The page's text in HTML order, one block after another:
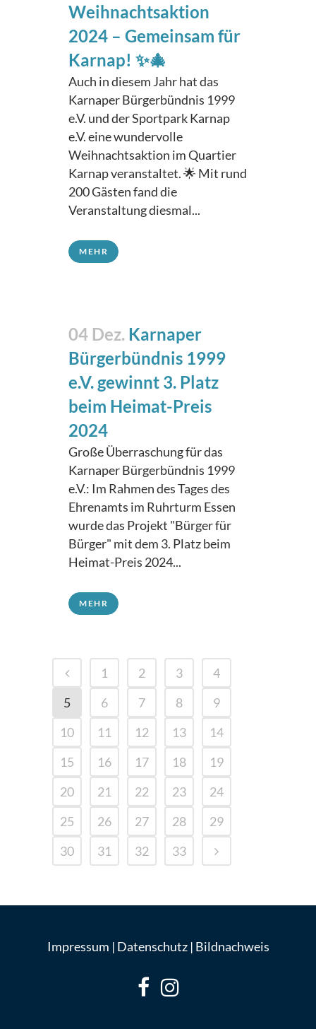
Weihnachtsaktion
2024 – Gemeinsam für
Karnap! ✨🎄
Auch in diesem Jahr hat das
Karnaper Bürgerbündnis 1999
e.V. und der Sportpark Karnap
e.V. eine wundervolle
Weihnachtsaktion im Quartier
Karnap veranstaltet. 🌟 Mit rund
200 Gästen fand die
Veranstaltung diesmal...
MEHR
04 Dez. Karnaper
Bürgerbündnis 1999
e.V. gewinnt 3. Platz
beim Heimat-Preis
2024
Große Überraschung für das
Karnaper Bürgerbündnis 1999
e.V.: Im Rahmen des Tages des
Ehrenamts im Ruhrturm Essen
wurde das Projekt "Bürger für
Bürger" mit dem 3. Platz beim
Heimat-Preis 2024...
MEHR
1 2 3
4
5
6 7 8
9
10
11 12 13
14
15
16 17 18
19
20
21 22 23
24
25
26 27 28
29
30
31 32 33
Impressum | Datenschutz| Bildnachweis